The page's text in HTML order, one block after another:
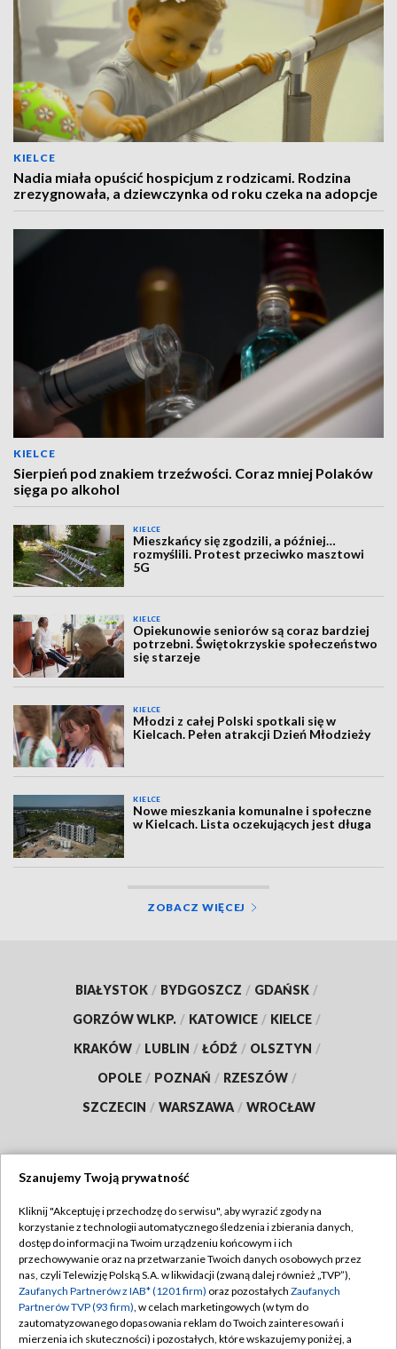
KIELCE
Nadia miała opuścić hospicjum z rodzicami. Rodzina
zrezygnowała, a dziewczynka od roku czeka na adopcje
KIELCE
Sierpień pod znakiem trzeźwości. Coraz mniej Polaków
sięga po alkohol
KIELCE
Mieszkańcy się zgodzili, a później…
rozmyślili. Protest przeciwko masztowi
5G
KIELCE
Opiekunowie seniorów są coraz bardziej
potrzebni. Świętokrzyskie społeczeństwo
się starzeje
KIELCE
Młodzi z całej Polski spotkali się w
Kielcach. Pełen atrakcji Dzień Młodzieży
KIELCE
Nowe mieszkania komunalne i społeczne
w Kielcach. Lista oczekujących jest długa
ZOBACZ WIĘCEJ
BIAŁYSTOK / BYDGOSZCZ / GDAŃSK /
GORZÓW WLKP. / KATOWICE / KIELCE /
KRAKÓW / LUBLIN / ŁÓDŹ / OLSZTYN /
OPOLE / POZNAŃ / RZESZÓW /
SZCZECIN / WARSZAWA / WROCŁAW
TVP
Abonament TVP
Emisja w TVP
Centrum informacji TVP
Naziemna Telewizja Cyfrowa
Regulamin TVP
Polityka prywatności
Moje zgody
Szanujemy Twoją prywatność
Kliknij "Akceptuję i przechodzę do serwisu", aby wyrazić zgody na
korzystanie z technologii automatycznego śledzenia i zbierania danych,
dostęp do informacji na Twoim urządzeniu końcowym i ich
przechowywanie oraz na przetwarzanie Twoich danych osobowych przez
nas, czyli Telewizję Polską S.A. w likwidacji (zwaną dalej również „TVP”),
Zaufanych Partnerów z IAB* (1201 firm) oraz pozostałych Zaufanych
Partnerów TVP (93 firm), w celach marketingowych (w tym do
zautomatyzowanego dopasowania reklam do Twoich zainteresowań i
mierzenia ich skuteczności) i pozostałych, które wskazujemy poniżej, a